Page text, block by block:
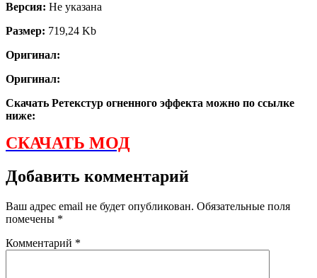
Версия: Не указана
Размер: 719,24 Kb
Оригинал:
Оригинал:
Скачать Ретекстур огненного эффекта можно по ссылке
ниже:
СКАЧАТЬ МОД
Добавить комментарий
Ваш адрес email не будет опубликован. Обязательные поля
помечены *
Комментарий *